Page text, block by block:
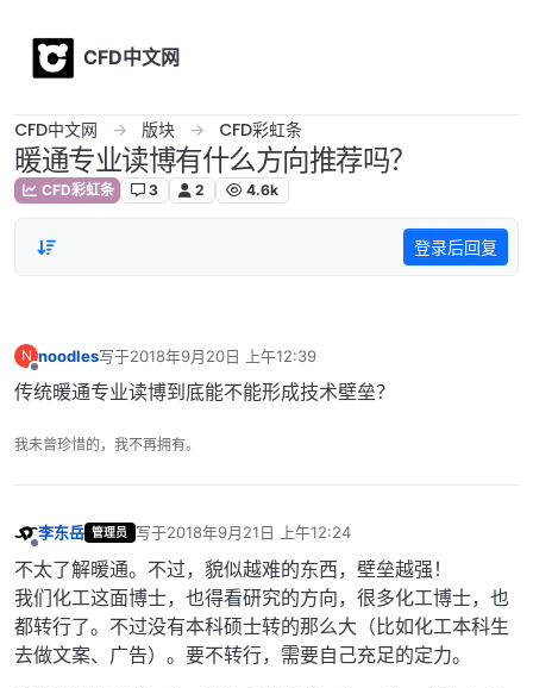
CFD中文网
CFD中文网 版块 CFD彩虹条
暖通专业读博有什么方向推荐吗？
CFD彩虹条 3 2 4.6k
登录后回复
N
离线
noodles写于2018年9月20日 上午12:39
最后由 编辑
传统暖通专业读博到底能不能形成技术壁垒？
我未曾珍惜的，我不再拥有。
李东岳 管理员 写于2018年9月21日 上午12:24
最后由 编辑
不太了解暖通。不过，貌似越难的东西，壁垒越强！
我们化工这面博士，也得看研究的方向，很多化工博士，也
都转行了。不过没有本科硕士转的那么大（比如化工本科生
去做文案、广告）。要不转行，需要自己充足的定力。